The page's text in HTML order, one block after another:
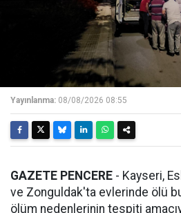
Yayınlanma: 08/08/2026 08:55
GAZETE PENCERE - Kayseri,
ve Zonguldak'ta evlerinde ölü
ölüm nedenlerinin tespiti